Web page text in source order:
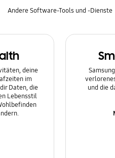
Andere Software-Tools und -Dienste
deine
im
Daten, die
Lebensstil
und die